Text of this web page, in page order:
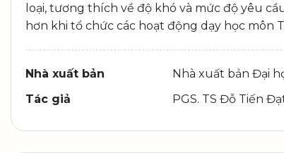
loại, tương thích về độ khó và mức độ yêu
hơn khi tổ chức các hoạt động dạy học môn
Nhà xuất bản
Nhà xuất bản Đại
Tác giả
PGS. TS Đỗ Tiến